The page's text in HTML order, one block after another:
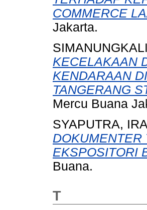
COMMERCE
Jakarta.
KECELAKAAN
KENDARAAN
TANGERANG
Mercu Buana
SYAPUTRA,
DOKUMENTER
EKSPOSITORI
Buana.
T